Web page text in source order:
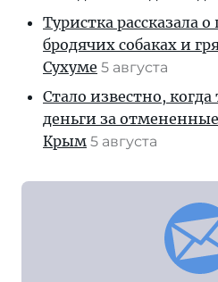
Туристка рассказала
бродячих собаках и
Сухуме 5 августа
Стало известно,
деньги за
Крым 5 августа